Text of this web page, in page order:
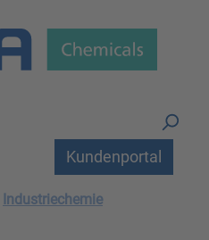
Kundenportal
Industriechemie